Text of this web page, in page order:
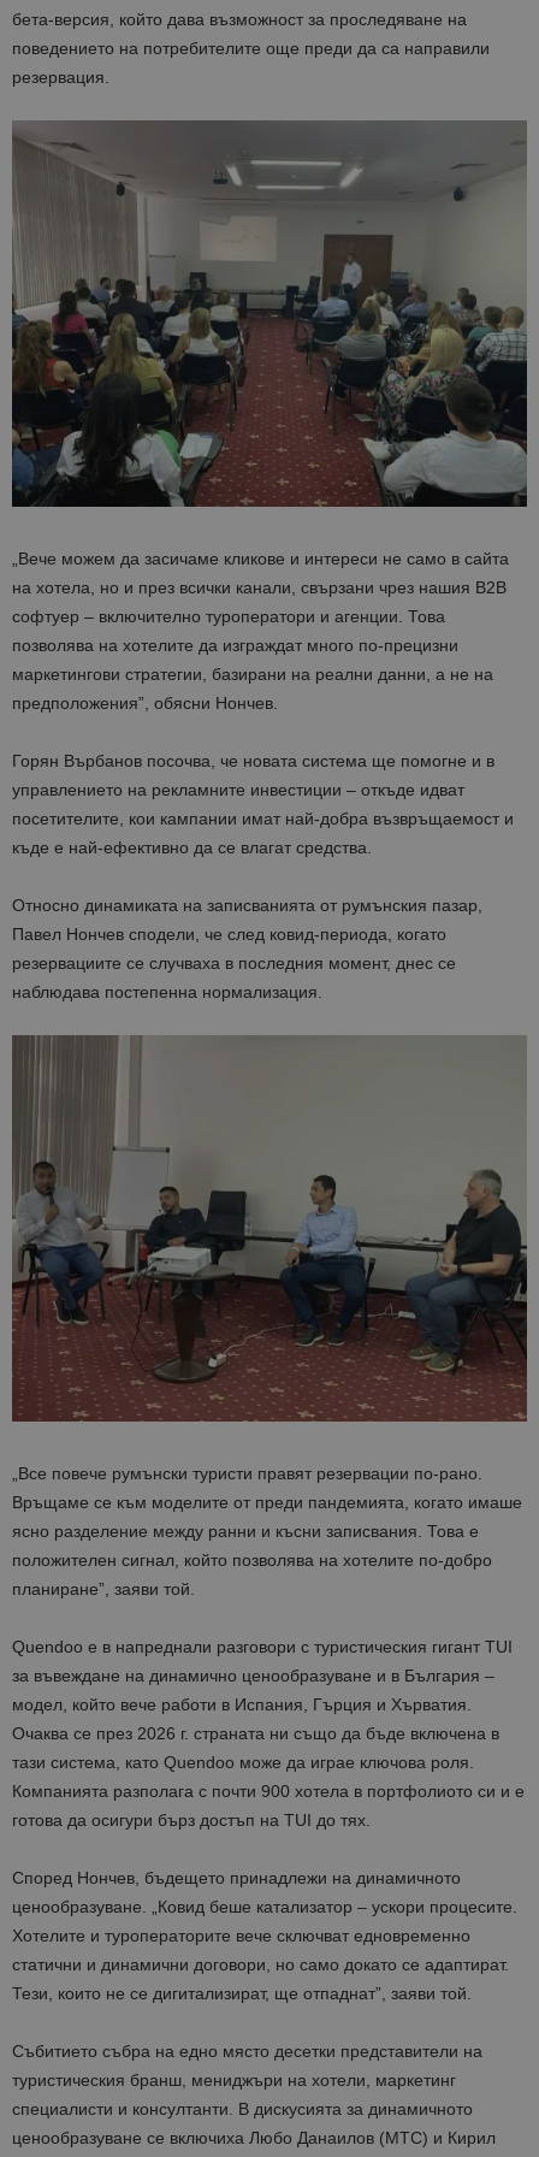
бета-версия, който дава възможност за проследяване на
поведението на потребителите още преди да са направили
резервация.
„Вече можем да засичаме кликове и интереси не само в сайта
на хотела, но и през всички канали, свързани чрез нашия B2B
софтуер – включително туроператори и агенции. Това
позволява на хотелите да изграждат много по-прецизни
маркетингови стратегии, базирани на реални данни, а не на
предположения”, обясни Нончев.
Горян Върбанов посочва, че новата система ще помогне и в
управлението на рекламните инвестиции – откъде идват
посетителите, кои кампании имат най-добра възвръщаемост и
къде е най-ефективно да се влагат средства.
Относно динамиката на записванията от румънския пазар,
Павел Нончев сподели, че след ковид-периода, когато
резервациите се случваха в последния момент, днес се
наблюдава постепенна нормализация.
„Все повече румънски туристи правят резервации по-рано.
Връщаме се към моделите от преди пандемията, когато имаше
ясно разделение между ранни и късни записвания. Това е
положителен сигнал, който позволява на хотелите по-добро
планиране”, заяви той.
Quendoo е в напреднали разговори с туристическия гигант TUI
за въвеждане на динамично ценообразуване и в България –
модел, който вече работи в Испания, Гърция и Хърватия.
Очаква се през 2026 г. страната ни също да бъде включена в
тази система, като Quendoo може да играе ключова роля.
Компанията разполага с почти 900 хотела в портфолиото си и е
готова да осигури бърз достъп на TUI до тях.
Според Нончев, бъдещето принадлежи на динамичното
ценообразуване. „Ковид беше катализатор – ускори процесите.
Хотелите и туроператорите вече сключват едновременно
статични и динамични договори, но само докато се адаптират.
Тези, които не се дигитализират, ще отпаднат”, заяви той.
Събитието събра на едно място десетки представители на
туристическия бранш, мениджъри на хотели, маркетинг
специалисти и консултанти. В дискусията за динамичното
ценообразуване се включиха Любо Данаилов (МТС) и Кирил